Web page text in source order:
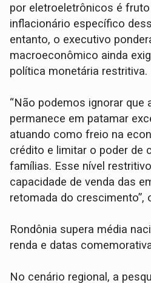
por eletroeletrônicos é
inflacionário específico
entanto, o executivo
macroeconômico ainda
política monetária restritiva.
“Não podemos ignorar que
permanece em patamar
atuando como freio na
crédito e limitar o poder de
famílias. Esse nível
capacidade de venda das
retomada do crescimento”,
Rondônia supera média
renda e datas
No cenário regional, a